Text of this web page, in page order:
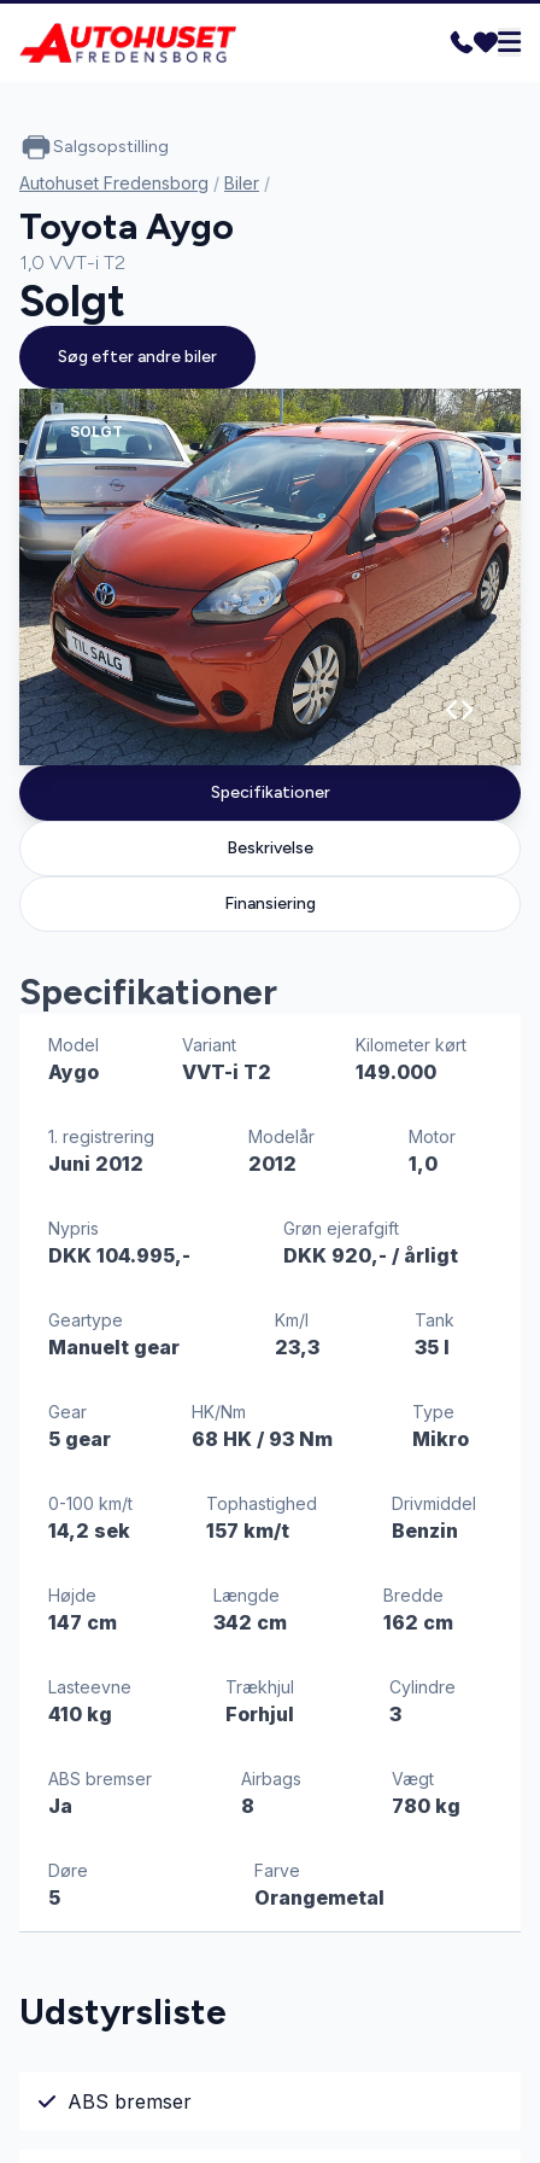
SOLGT
Specifikationer
Beskrivelse
Finansiering
Specifikationer
Model
Aygo
Variant
VVT-i T2
Kilometer kørt
149.000
1. registrering
Juni 2012
Modelår
2012
Motor
1,0
Nypris
DKK 104.995,-
Grøn ejerafgift
DKK 920,- / årligt
Geartype
Manuelt gear
Km/l
23,3
Tank
35 l
Gear
5 gear
HK/Nm
68 HK / 93 Nm
Type
Mikro
0-100 km/t
14,2 sek
Tophastighed
157 km/t
Drivmiddel
Benzin
Højde
147 cm
Længde
342 cm
Bredde
162 cm
Lasteevne
410 kg
Trækhjul
Forhjul
Cylindre
3
ABS bremser
Ja
Airbags
8
Vægt
780 kg
Døre
5
Farve
Orangemetal
Udstyrsliste
ABS bremser
Salgsopstilling
Autohuset Fredensborg / Biler /
Toyota Aygo
1,0 VVT-i T2
Solgt
Søg efter andre biler